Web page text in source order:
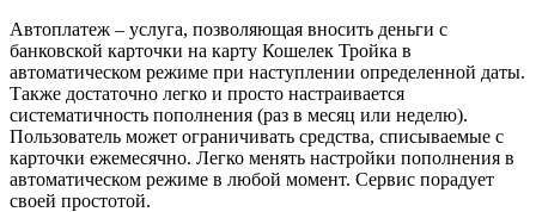
Автоплатеж – услуга, позволяющая вносить деньги с
банковской карточки на карту Кошелек Тройка в
автоматическом режиме при наступлении определенной даты.
Также достаточно легко и просто настраивается
систематичность пополнения (раз в месяц или неделю).
Пользователь может ограничивать средства, списываемые с
карточки ежемесячно. Легко менять настройки пополнения в
автоматическом режиме в любой момент. Сервис порадует
своей простотой.